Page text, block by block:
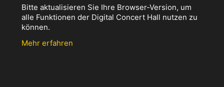
Bitte aktualisieren Sie Ihre Browser-Version, um
alle Funktionen der Digital Concert Hall nutzen zu
können.
Mehr erfahren